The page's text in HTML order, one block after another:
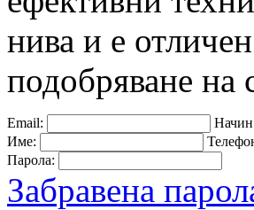
нива и е
подобряване на
Email:
Име:
Парола:
Забравена